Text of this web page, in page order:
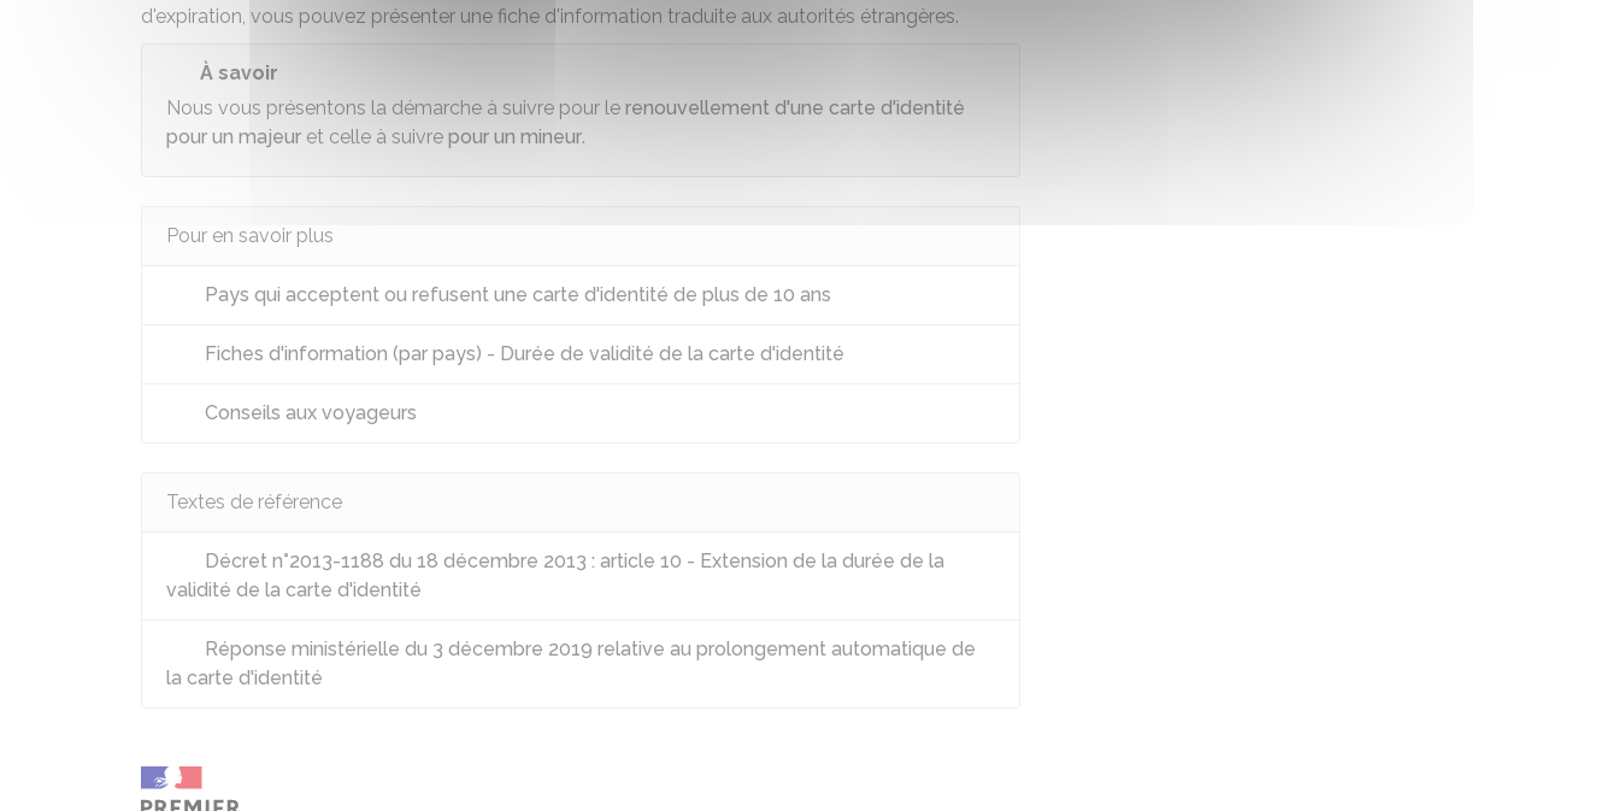
d'expiration, vous pouvez présenter une fiche d'information traduite aux autorités étrangères.
À savoir
Nous vous présentons la démarche à suivre pour le renouvellement d'une carte d'identité
pour un majeur et celle à suivre pour un mineur.
Pour en savoir plus
Pays qui acceptent ou refusent une carte d'identité de plus de 10 ans
Fiches d'information (par pays) - Durée de validité de la carte d'identité
Conseils aux voyageurs
Textes de référence
Décret n°2013-1188 du 18 décembre 2013 : article 10 - Extension de la durée de la
validité de la carte d'identité
Réponse ministérielle du 3 décembre 2019 relative au prolongement automatique de
la carte d'identité